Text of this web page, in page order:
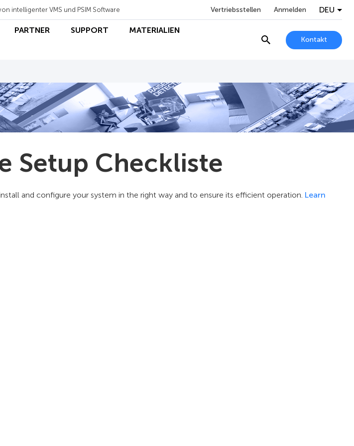
intelligenter VMS und PSIM Software Vertriebsstellen Anmelden DEU
PARTNER SUPPORT MATERIALIEN
Kontakt
Setup Checkliste
and configure your system in the right way and to ensure its efficient operation. Learn